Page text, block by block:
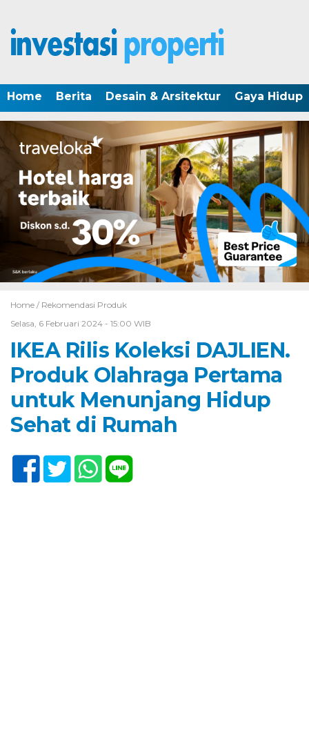
Home Berita Desain & Arsitektur Gaya Hidup
Home / Rekomendasi Produk
Selasa, 6 Februari 2024 - 15:00 WIB
IKEA Rilis Koleksi DAJLIEN.
Produk Olahraga Pertama
untuk Menunjang Hidup
Sehat di Rumah